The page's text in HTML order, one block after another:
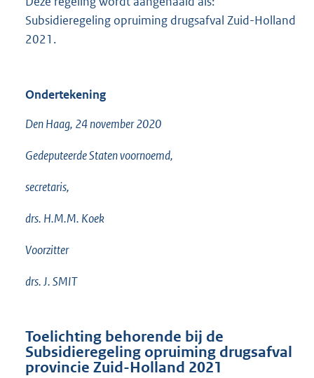
Subsidieregeling opruiming drugsafval Zuid-Holland
2021.
Ondertekening
Den Haag, 24 november 2020
Gedeputeerde Staten voornoemd,
secretaris,
drs. H.M.M. Koek
Voorzitter
drs. J. SMIT
Toelichting behorende bij de
Subsidieregeling opruiming drugsafval
provincie Zuid-Holland 2021